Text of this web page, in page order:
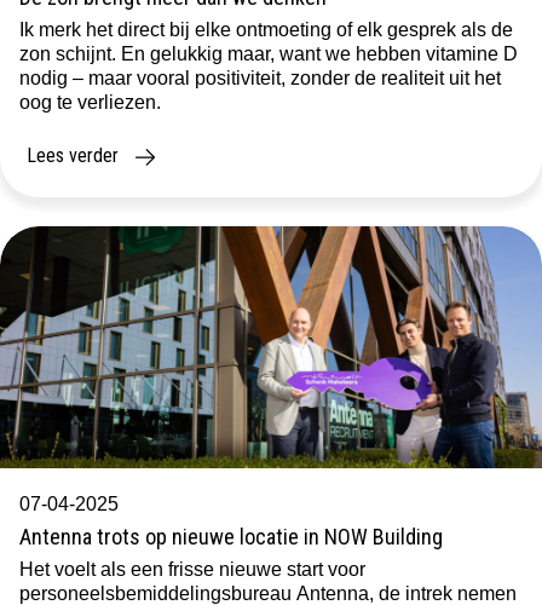
Ik merk het direct bij elke ontmoeting of elk gesprek als de
zon schijnt. En gelukkig maar, want we hebben vitamine D
nodig – maar vooral positiviteit, zonder de realiteit uit het
oog te verliezen.
Lees verder
07-04-2025
Antenna trots op nieuwe locatie in NOW Building
Het voelt als een frisse nieuwe start voor
personeelsbemiddelingsbureau Antenna, de intrek nemen